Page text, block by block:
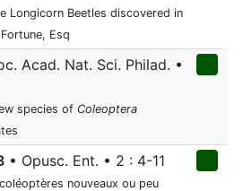
Longicorn Beetles discovered in
Esq
Acad. Nat. Sci. Philad. •
species of Coleoptera
• Opusc. Ent. • 2 : 4-11
nouveaux ou peu